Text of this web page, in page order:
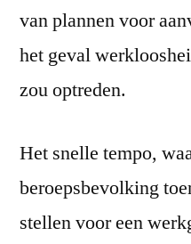
van plannen voor
het geval
zou optreden.
Het snelle tempo,
beroepsbevolking
stellen voor een